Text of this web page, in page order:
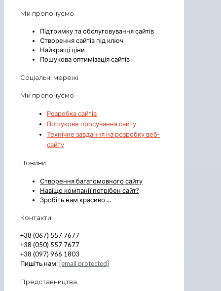
Ми пропонуємо
Підтримку та обслуговування сайтів
Створення сайтів під ключ
Найкращі ціни
Пошукова оптимізація сайтів
Соціальні мережі
Ми пропонуємо
Розробка сайтів
Пошукове просування сайту
Технічне завдання на розробку веб-
сайту
Новини
Створення багатомовного сайту
Навіщо компанії потрібен сайт?
Зробіть нам красиво …
Контакти
+38 (067) 557 7677
+38 (050) 557 7677
+38 (097) 966 1803
Пишіть нам: [email protected]
Представництва